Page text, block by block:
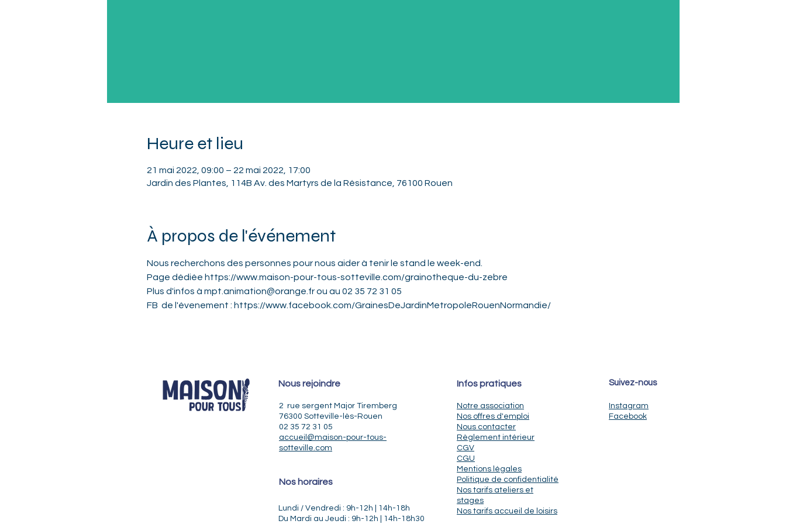
Heure et lieu
21 mai 2022, 09:00 – 22 mai 2022, 17:00
Jardin des Plantes, 114B Av. des Martyrs de la Résistance, 76100 Rouen
À propos de l'événement
Nous recherchons des personnes pour nous aider à tenir le stand le week-end.
Page dédiée https://www.maison-pour-tous-sotteville.com/grainotheque-du-zebre
Plus d'infos à mpt.animation@orange.fr ou au 02 35 72 31 05
FB  de l'évenement : https://www.facebook.com/GrainesDeJardinMetropoleRouenNormandie/
Nous rejoindre
2 rue sergent Major Tiremberg
76300 Sotteville-lès-Rouen
02 35 72 31 05
accueil@maison-pour-tous-
sotteville.com
Nos horaires
Lundi / Vendredi : 9h-12h | 14h-18h
Du Mardi au Jeudi : 9h-12h | 14h-18h30
Infos pratiques
Notre association
Nos offres d'emploi
Nous contacter
Règlement intérieur
CGV
CGU
Mentions légales
Politique de confidentialité
Nos tarifs ateliers et
stages
Nos tarifs accueil de loisirs
Suivez-nous
Instagram
Facebook